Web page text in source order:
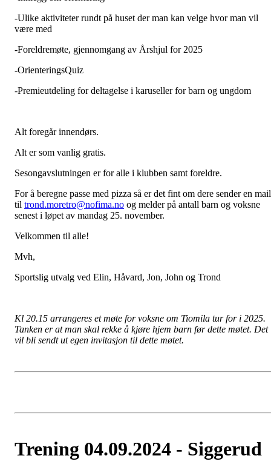
-Ulike aktiviteter rundt på huset der man kan velge hvor man vil
være med
-Foreldremøte, gjennomgang av Årshjul for 2025
-OrienteringsQuiz
-Premieutdeling for deltagelse i karuseller for barn og ungdom
Alt foregår innendørs.
Alt er som vanlig gratis.
Sesongavslutningen er for alle i klubben samt foreldre.
For å beregne passe med pizza så er det fint om dere sender en mail
til trond.moretro@nofima.no og melder på antall barn og voksne
senest i løpet av mandag 25. november.
Velkommen til alle!
Mvh,
Sportslig utvalg ved Elin, Håvard, Jon, John og Trond
Kl 20.15 arrangeres et møte for voksne om Tiomila tur for i 2025.
Tanken er at man skal rekke å kjøre hjem barn før dette møtet. Det
vil bli sendt ut egen invitasjon til dette møtet.
Trening 04.09.2024 - Siggerud